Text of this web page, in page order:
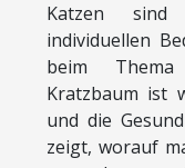
Katzen sind
individuellen
beim
Kratzbaum ist
und die
zeigt, worauf